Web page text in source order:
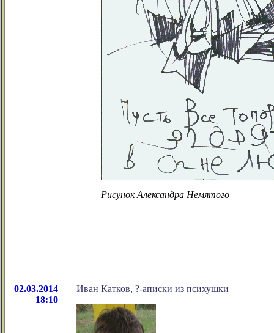
Рисунок Александра Немятого
02.03.2014
18:10
Иван Катков, ?-аписки из психушки